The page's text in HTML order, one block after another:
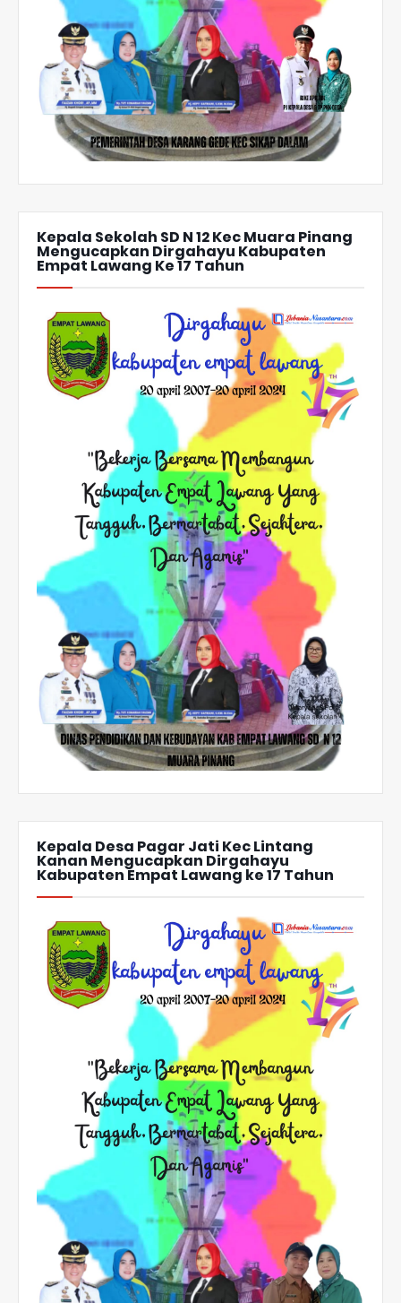
Kepala Sekolah SD N 12 Kec Muara Pinang
Mengucapkan Dirgahayu Kabupaten
Empat Lawang Ke 17 Tahun
Kepala Desa Pagar Jati Kec Lintang
Kanan Mengucapkan Dirgahayu
Kabupaten Empat Lawang ke 17 Tahun